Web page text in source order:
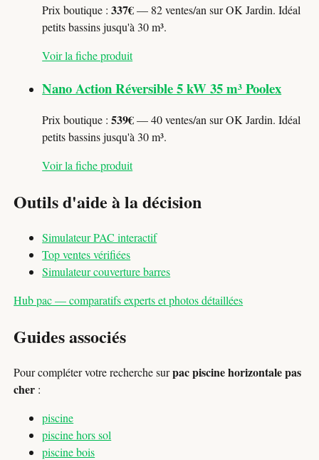
Prix boutique :337€— 82 ventes/an sur OK Jardin. Idéal
petits bassins jusqu'à 30 m³.
Voir la fiche produit
Nano Action Réversible 5 kW 35 m³ Poolex
Prix boutique :539€— 40 ventes/an sur OK Jardin. Idéal
petits bassins jusqu'à 30 m³.
Voir la fiche produit
Outils d'aide à la décision
Simulateur PAC interactif
Top ventes vérifiées
Simulateur couverture barres
Hub pac — comparatifs experts et photos détaillées
Guides associés
Pour compléter votre recherche surpac piscine horizontale pas
cher :
piscine
piscine hors sol
piscine bois